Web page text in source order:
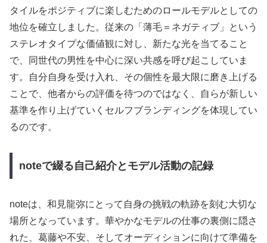
タイルをポジティブに楽しむためのロールモデルとしての
地位を確立しました。従来の「薄毛＝ネガティブ」という
ステレオタイプな価値観に対し、新たな光を当てること
で、同世代の男性を中心に深い共感を呼び起こしていま
す。自分自身を受け入れ、その個性を最大限に磨き上げる
ことで、他者からの評価を待つのではなく、自らが新しい
基準を作り上げていくセルフブランディングを体現してい
るのです。
noteで綴る自己紹介とモデル活動の記録
noteは、和見龍弥にとって自身の挑戦の軌跡を刻む大切な
場所となっています。華やかなモデルの仕事の裏側に隠さ
れた、葛藤や不安、そしてオーディションに向けて準備を